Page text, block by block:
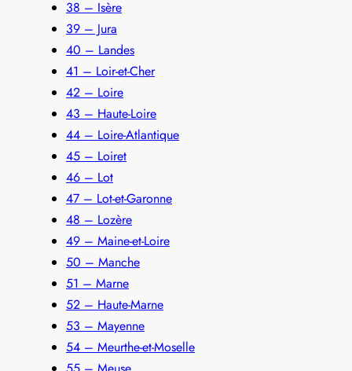
38 – Isère
39 – Jura
40 – Landes
41 – Loir-et-Cher
42 – Loire
43 – Haute-Loire
44 – Loire-Atlantique
45 – Loiret
46 – Lot
47 – Lot-et-Garonne
48 – Lozère
49 – Maine-et-Loire
50 – Manche
51 – Marne
52 – Haute-Marne
53 – Mayenne
54 – Meurthe-et-Moselle